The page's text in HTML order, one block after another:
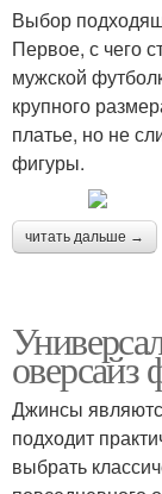
Выбор
Первое, с чего
мужской
крупного
платье, но не
фигуры.
читать дальше →
оверсайз
Джинсы
подходит
выбрать